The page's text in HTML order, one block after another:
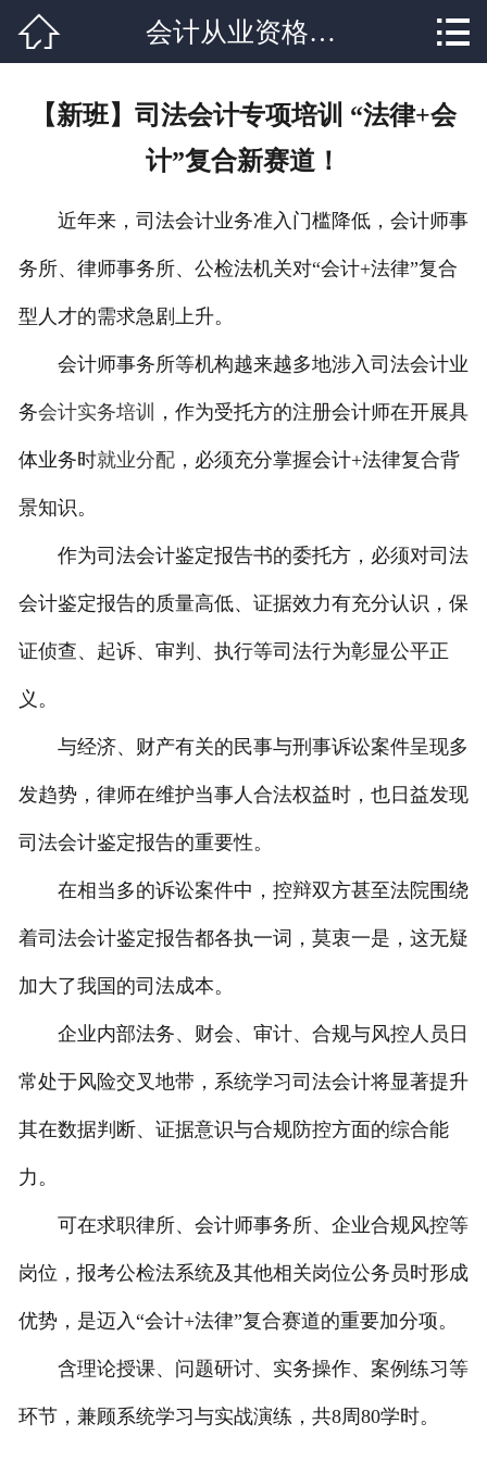
辅导资料
联系我们
在线报名
 会计从业资格培训 
【新班】司法会计专项培训 “法律+会
计”复合新赛道！
近年来，司法会计业务准入门槛降低，会计师事
务所、律师事务所、公检法机关对“会计+法律”复合
型人才的需求急剧上升。
会计师事务所等机构越来越多地涉入司法会计业
务会计实务培训 ，作为受托方的注册会计师在开展具
体业务时就业分配，必须充分掌握会计+法律复合背
景知识。
作为司法会计鉴定报告书的委托方，必须对司法
会计鉴定报告的质量高低、证据效力有充分认识，保
证侦查、起诉、审判、执行等司法行为彰显公平正
义。
与经济、财产有关的民事与刑事诉讼案件呈现多
发趋势，律师在维护当事人合法权益时，也日益发现
司法会计鉴定报告的重要性。
在相当多的诉讼案件中，控辩双方甚至法院围绕
着司法会计鉴定报告都各执一词，莫衷一是，这无疑
加大了我国的司法成本。
企业内部法务、财会、审计、合规与风控人员日
常处于风险交叉地带，系统学习司法会计将显著提升
其在数据判断、证据意识与合规防控方面的综合能
力。
可在求职律所、会计师事务所、企业合规风控等
岗位，报考公检法系统及其他相关岗位公务员时形成
优势，是迈入“会计+法律”复合赛道的重要加分项。
含理论授课、问题研讨、实务操作、案例练习等
环节，兼顾系统学习与实战演练，共8周80学时。